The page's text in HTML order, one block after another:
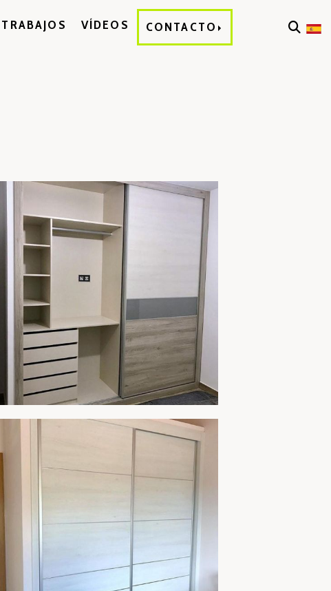
TRABAJOS VÍDEOS CONTACTO
ARMARIO 264C
AMPLIAR